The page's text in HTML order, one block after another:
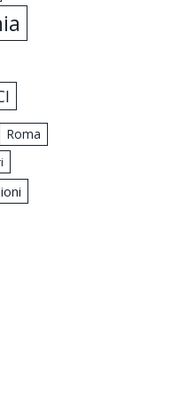
Roma